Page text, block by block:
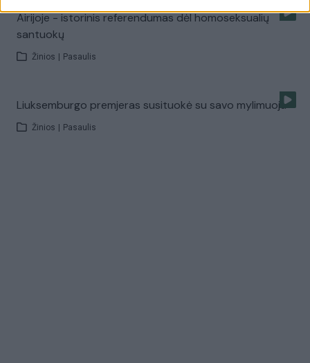
Airijoje - istorinis referendumas dėl homoseksualių
santuokų
Žinios Pasaulis
Liuksemburgo premjeras susituokė su savo mylimuoju
Žinios Pasaulis